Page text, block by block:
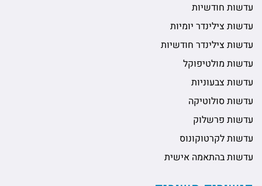
עדשות חודשיות
עדשות צילינדר יומיות
עדשות צילינדר חודשיות
עדשות מולטיפוקל
עדשות צבעוניות
עדשות סולוטיקה
עדשות פרשלוק
עדשות לקרטוקונוס
עדשות בהתאמה אישית